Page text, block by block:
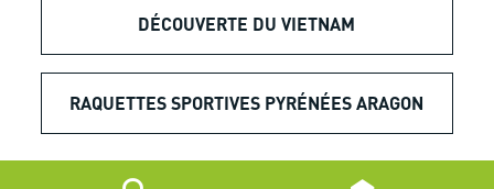
DÉCOUVERTE DU VIETNAM
RAQUETTES SPORTIVES PYRÉNÉES ARAGON